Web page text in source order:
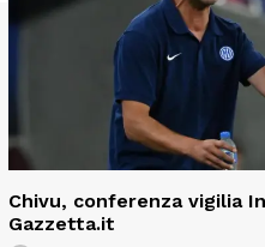
Chivu, conferenza vigilia
Gazzetta.it